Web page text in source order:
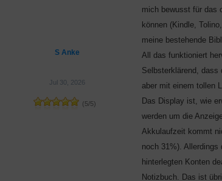
S Anke
Jul 30, 2026
(5/5)
mich bewusst für das
können (Kindle,
meine bestehende
All das funktioniert
Selbsterklärend, dass
aber mit einem tollen
Das Display ist, wie
werden um die
Akkulaufzeit kommt
noch 31%).
hinterlegten Konten
Notizbuch. Das ist